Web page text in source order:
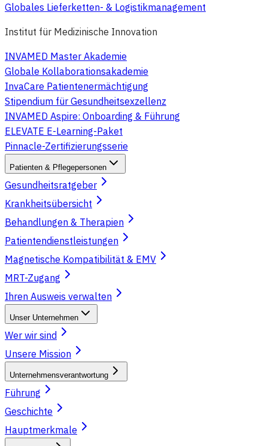
Globales Lieferketten- & Logistikmanagement
Institut für Medizinische Innovation
INVAMED Master Akademie
Globale Kollaborationsakademie
InvaCare Patientenermächtigung
Stipendium für Gesundheitsexzellenz
INVAMED Aspire: Onboarding & Führung
ELEVATE E-Learning-Paket
Pinnacle-Zertifizierungsserie
Patienten & Pflegepersonen
Gesundheitsratgeber
Krankheitsübersicht
Behandlungen & Therapien
Patientendienstleistungen
Magnetische Kompatibilität & EMV
MRT-Zugang
Ihren Ausweis verwalten
Unser Unternehmen
Wer wir sind
Unsere Mission
Unternehmensverantwortung
Führung
Geschichte
Hauptmerkmale